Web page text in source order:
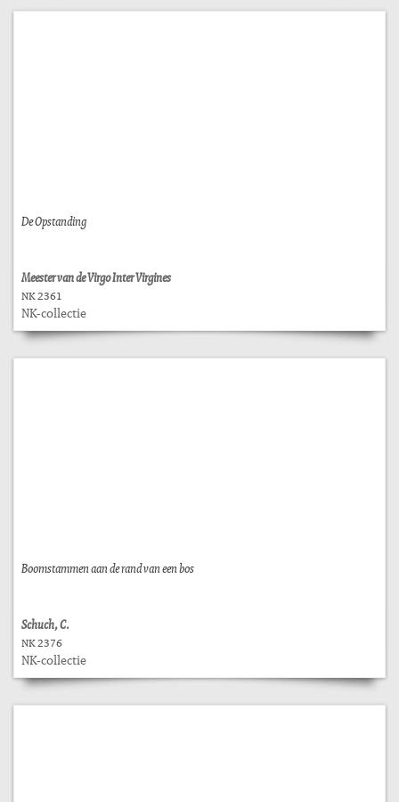
De Opstanding
Meester van de Virgo Inter Virgines
NK 2361
NK-collectie
Boomstammen aan de rand van een bos
Schuch, C.
NK 2376
NK-collectie